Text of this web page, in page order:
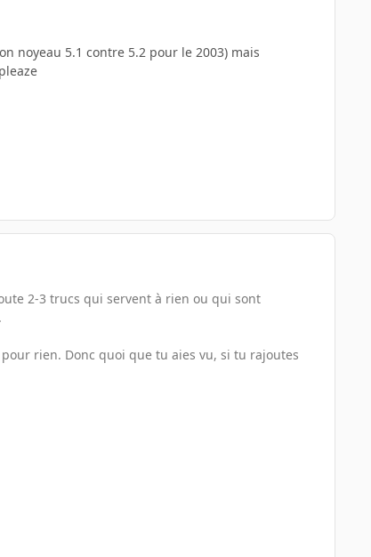
noyeau 5.1 contre 5.2 pour le 2003) mais
2-3 trucs qui servent à rien ou qui sont
rien. Donc quoi que tu aies vu, si tu rajoutes